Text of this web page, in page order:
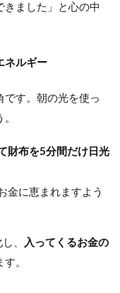
きました」と心の中
ネルギー
です。朝の光を使っ
財布を5分間だけ日光
金に恵まれますよう
、
入ってくるお金の
。